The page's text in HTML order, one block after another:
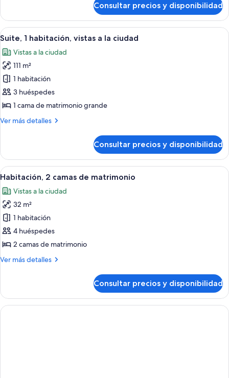
en
esquina
(View)
1
cama
de
grande,
en
esquina
(View)
Consultar precios y disponibilidad
Abrir
todas
las
fotos
de
Suite,
1
vistas
ciudad
Una cama bien hecha con una
1
Suite, 1 habitación, vistas a la ciudad
Vistas a la ciudad
111 m²
1 habitación
3 huéspedes
1 cama de matrimonio grande
Ver más detalles
Más
1
habitación,
vistas
la
ciudad
Consultar precios y disponibilidad
Abrir
todas
las
fotos
de
Habitación,
2
de
Una cama bien hecha con una
1
Habitación, 2 camas de matrimonio
Vistas a la ciudad
32 m²
1 habitación
4 huéspedes
2 camas de matrimonio
Ver más detalles
Más
2
camas
de
Consultar precios y disponibilidad